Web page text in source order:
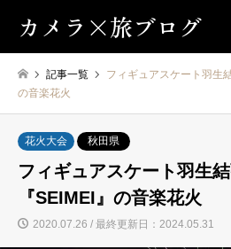
カメラ×旅ブログ
記事一覧
フィギュアスケート羽生
の音楽花火
花火大会 秋田県
フィギュアスケート羽生
『SEIMEI』の音楽花火
2020.07.26 / 最終更新日：2024.05.31